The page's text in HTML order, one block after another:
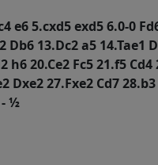
e6 5.cxd5 exd5 6.0-0
Db6 13.Dc2 a5 14.Tae1
h6 20.Ce2 Fc5 21.f5
Dxe2 27.Fxe2 Cd7
- ½